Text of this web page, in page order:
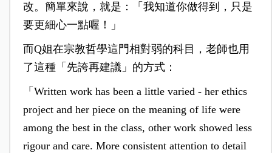
改。簡單來說，就是：「我知道你做得到，只是
要更細心一點喔！」
而Q姐在宗教哲學這門相對弱的科目，老師也用
了這種「先誇再建議」的方式：
「Written work has been a little varied - her ethics
project and her piece on the meaning of life were
among the best in the class, other work showed less
rigour and care. More consistent attention to detail